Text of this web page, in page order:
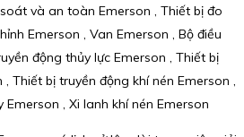
và an toàn Emerson , Thiết bị đo
Emerson , Van Emerson , Bộ điều
động thủy lực Emerson , Thiết bị
Thiết bị truyền động khí nén Emerson ,
, Xi lanh khí nén Emerson